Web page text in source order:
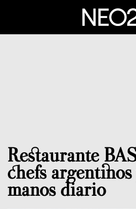
Restaurante
chefs
manos diario